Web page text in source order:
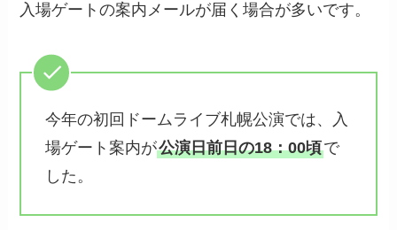
入場ゲートの案内メールが届く場合が多いです。
今年の初回ドームライブ札幌公演では、入
場ゲート案内が公演日前日の18：00頃で
した。